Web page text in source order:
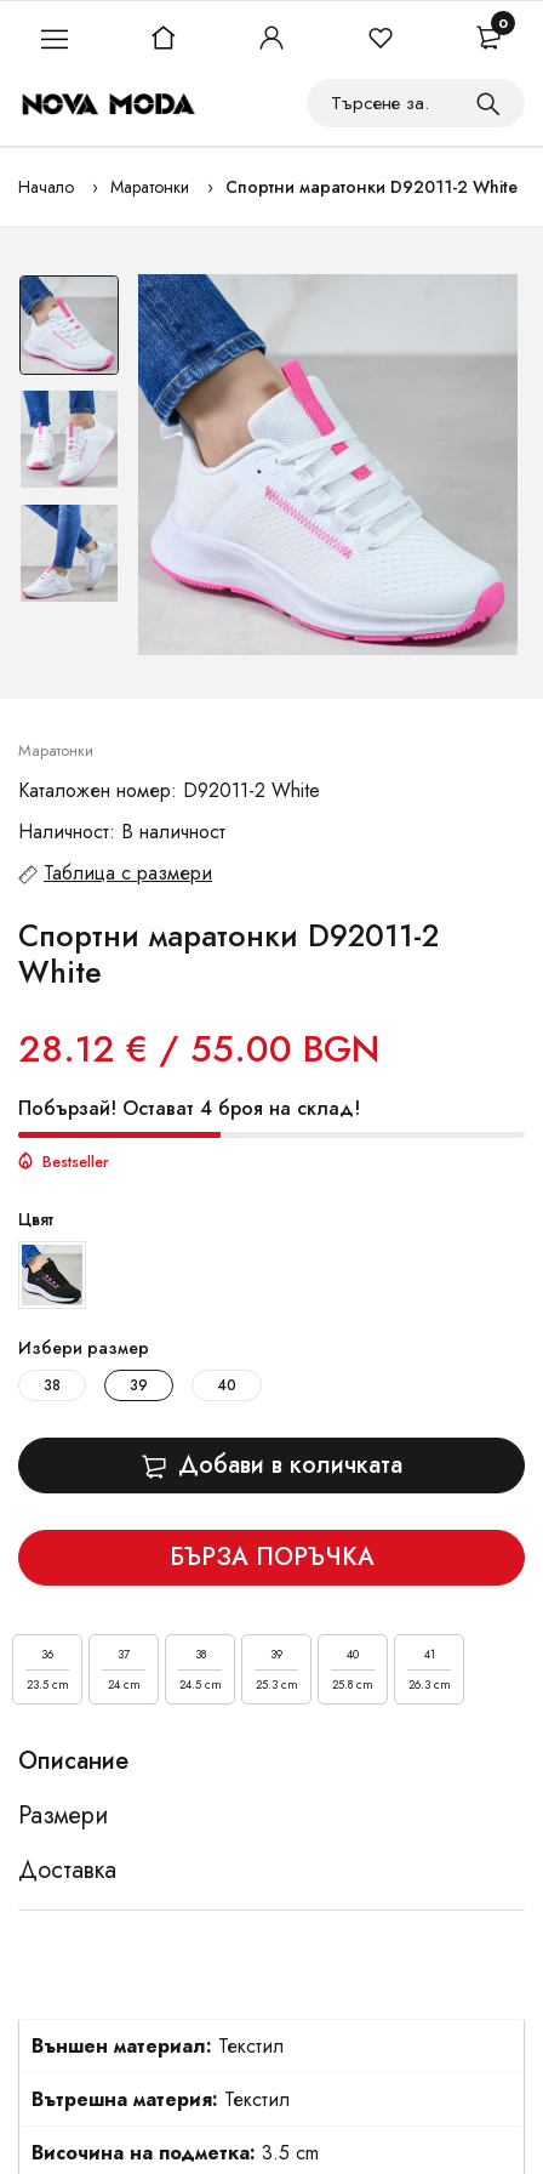
Начало Маратонки Спортни маратонки D92011-2 White
Маратонки
Каталожен номер: D92011-2 White
Наличност: В наличност
Таблица с размери
Спортни маратонки D92011-2
White
28.12 € / 55.00 BGN
Побързай! Остават 4 броя на склад!
Bestseller
Цвят
Избери размер
38 39 40
Добави в количката
БЪРЗА ПОРЪЧКА
36
23.5 cm
37
24 cm
38
24.5 cm
39
25.3 cm
40
25.8 cm
41
26.3 cm
Описание
Размери
Доставка
Външен материал: Текстил
Вътрешна материя: Текстил
Височина на подметка: 3.5 cm
0